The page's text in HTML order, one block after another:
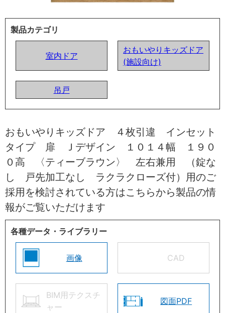
製品カテゴリ
室内ドア
おもいやりキッズドア
(施設向け)
吊戸
おもいやりキッズドア ４枚引違 インセット
タイプ 扉 Ｊデザイン １０１４幅 １９０
０高 〈ティーブラウン〉 左右兼用 （錠な
し 戸先加工なし ラクラクローズ付）用のご
採用を検討されている方はこちらから製品の情
報がご覧いただけます
各種データ・ライブラリー
画像 CAD
BIM用テクスチ
ャー
図面PDF